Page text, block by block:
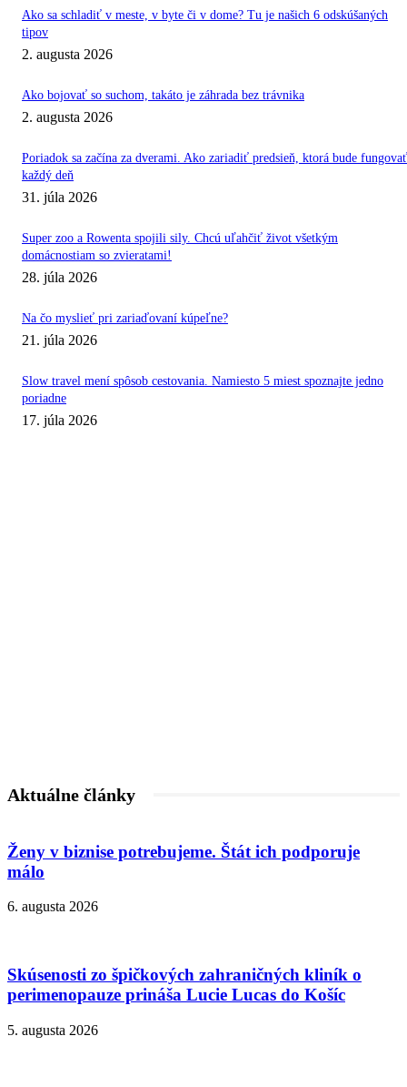
Ako sa schladiť v meste, v byte či v dome? Tu je našich 6 odskúšaných
tipov
2. augusta 2026
Ako bojovať so suchom, takáto je záhrada bez trávnika
2. augusta 2026
Poriadok sa začína za dverami. Ako zariadiť predsieň, ktorá bude fungovať
každý deň
31. júla 2026
Super zoo a Rowenta spojili sily. Chcú uľahčiť život všetkým
domácnostiam so zvieratami!
28. júla 2026
Na čo myslieť pri zariaďovaní kúpeľne?
21. júla 2026
Slow travel mení spôsob cestovania. Namiesto 5 miest spoznajte jedno
poriadne
17. júla 2026
Aktuálne články
Ženy v biznise potrebujeme. Štát ich podporuje
málo
6. augusta 2026
Skúsenosti zo špičkových zahraničných kliník o
perimenopauze prináša Lucie Lucas do Košíc
5. augusta 2026